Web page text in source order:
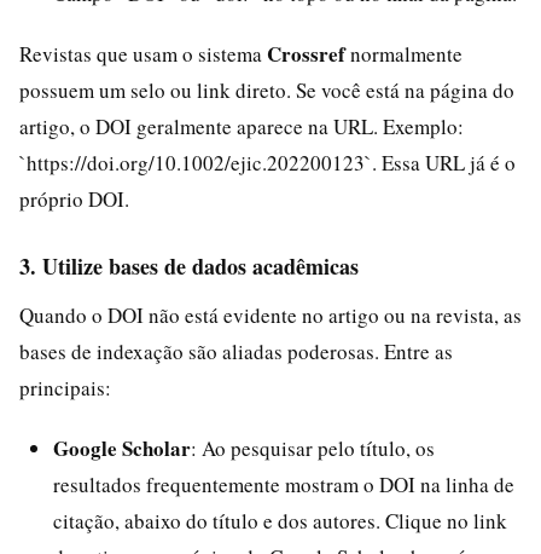
Revistas que usam o sistema Crossrefnormalmente
possuem um selo ou link direto. Se você está na página do
artigo, o DOI geralmente aparece na URL. Exemplo:
`https://doi.org/10.1002/ejic.202200123`. Essa URL já é o
próprio DOI.
3. Utilize bases de dados acadêmicas
Quando o DOI não está evidente no artigo ou na revista, as
bases de indexação são aliadas poderosas. Entre as
principais:
Google Scholar: Ao pesquisar pelo título, os
resultados frequentemente mostram o DOI na linha de
citação, abaixo do título e dos autores. Clique no link